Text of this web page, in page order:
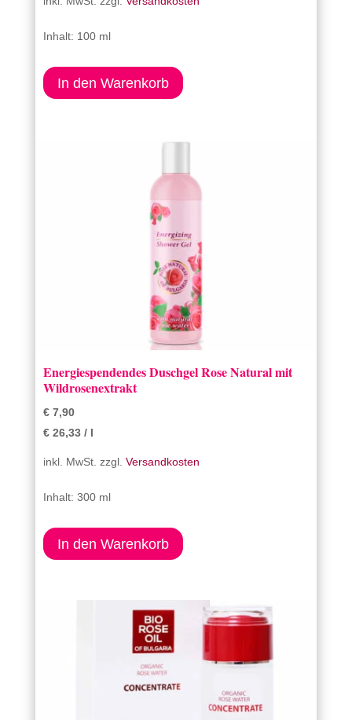
Inhalt: 100 ml
In den Warenkorb
Energiespendendes Duschgel Rose Natural mit
Wildrosenextrakt
€7,90
€26,33/ l
inkl. MwSt. zzgl. Versandkosten
Inhalt: 300 ml
In den Warenkorb